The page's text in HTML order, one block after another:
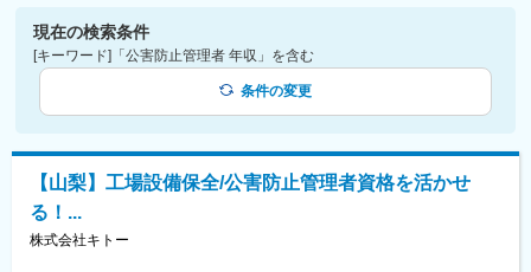
現在の検索条件
[キーワード]「公害防止管理者 年収」を含む
条件の変更
【山梨】工場設備保全/公害防止管理者資格を活かせ
る！...
株式会社キトー